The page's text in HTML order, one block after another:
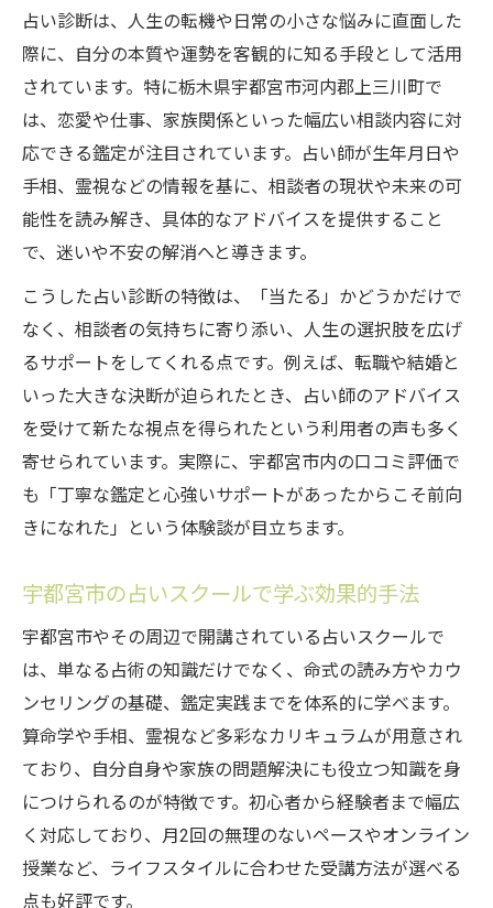
占い診断は、人生の転機や日常の小さな悩みに直面した
際に、自分の本質や運勢を客観的に知る手段として活用
されています。特に栃木県宇都宮市河内郡上三川町で
は、恋愛や仕事、家族関係といった幅広い相談内容に対
応できる鑑定が注目されています。占い師が生年月日や
手相、霊視などの情報を基に、相談者の現状や未来の可
能性を読み解き、具体的なアドバイスを提供すること
で、迷いや不安の解消へと導きます。
こうした占い診断の特徴は、「当たる」かどうかだけで
なく、相談者の気持ちに寄り添い、人生の選択肢を広げ
るサポートをしてくれる点です。例えば、転職や結婚と
いった大きな決断が迫られたとき、占い師のアドバイス
を受けて新たな視点を得られたという利用者の声も多く
寄せられています。実際に、宇都宮市内の口コミ評価で
も「丁寧な鑑定と心強いサポートがあったからこそ前向
きになれた」という体験談が目立ちます。
宇都宮市の占いスクールで学ぶ効果的手法
宇都宮市やその周辺で開講されている占いスクールで
は、単なる占術の知識だけでなく、命式の読み方やカウ
ンセリングの基礎、鑑定実践までを体系的に学べます。
算命学や手相、霊視など多彩なカリキュラムが用意され
ており、自分自身や家族の問題解決にも役立つ知識を身
につけられるのが特徴です。初心者から経験者まで幅広
く対応しており、月2回の無理のないペースやオンライン
授業など、ライフスタイルに合わせた受講方法が選べる
点も好評です。